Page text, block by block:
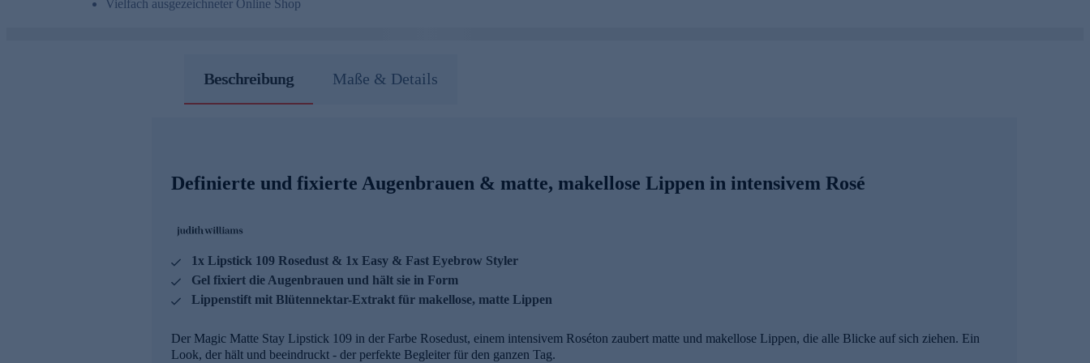
Vielfach ausgezeichneter Online Shop
Beschreibung Maße & Details
Definierte und fixierte Augenbrauen & matte, makellose Lippen in intensivem Rosé
1x Lipstick 109 Rosedust & 1x Easy & Fast Eyebrow Styler
Gel fixiert die Augenbrauen und hält sie in Form
Lippenstift mit Blütennektar-Extrakt für makellose, matte Lippen
Der Magic Matte Stay Lipstick 109 in der Farbe Rosedust, einem intensivem Roséton zaubert matte und makellose Lippen, die alle Blicke auf sich ziehen. Ein
Look, der hält und beeindruckt - der perfekte Begleiter für den ganzen Tag.